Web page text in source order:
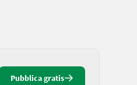
Pubblica gratis